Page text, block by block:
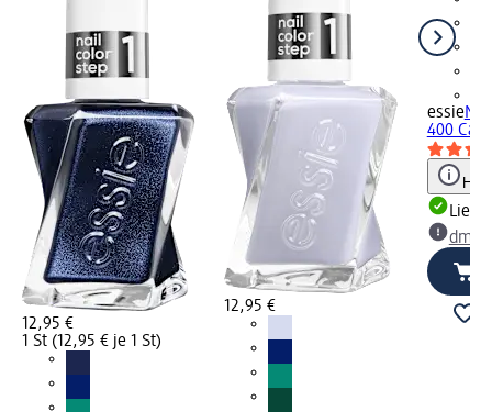
12,95 €
1 St (12,95 € je 1 St)
12,95 €
essie
400
dm